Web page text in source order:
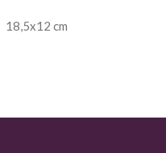
18,5x12 cm